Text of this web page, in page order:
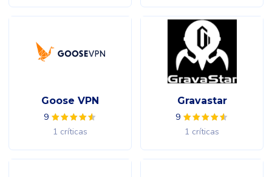
Goose VPN
9
1 críticas
Gravastar
9
1 críticas